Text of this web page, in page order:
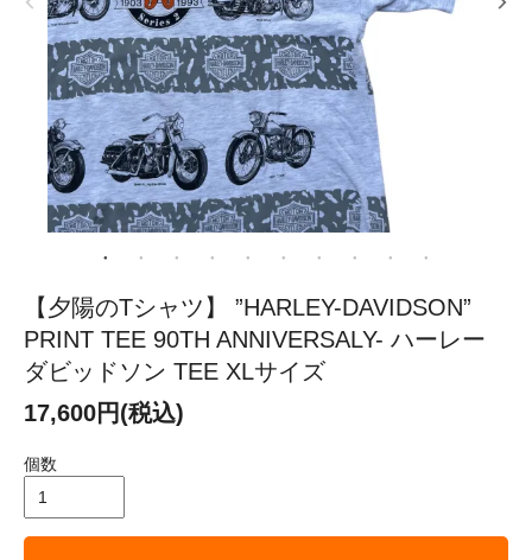
【夕陽のTシャツ】 ”HARLEY-DAVIDSON”
PRINT TEE 90TH ANNIVERSALY- ハーレー
ダビッドソン TEE XLサイズ
17,600円(税込)
個数